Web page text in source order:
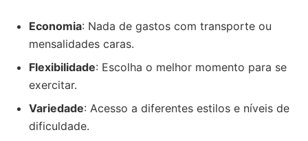
Economia: Nada de gastos com transporte ou
mensalidades caras.
Flexibilidade: Escolha o melhor momento para se
exercitar.
Variedade: Acesso a diferentes estilos e níveis de
dificuldade.